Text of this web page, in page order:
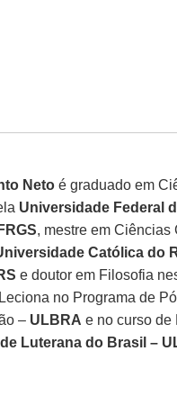
Neto é graduado em
Universidade Federal
, mestre em Ciências
Católica do
e doutor em Filosofia
no Programa de
– ULBRA e no curso de
Luterana do Brasil –